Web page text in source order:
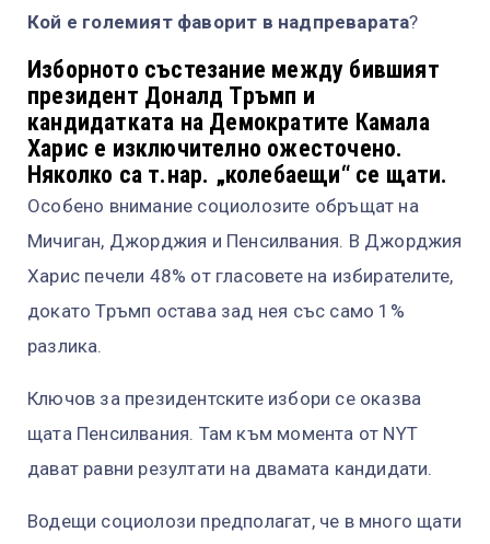
Кой е големият фаворит в надпреварата?
Изборното състезание между бившият
президент Доналд Тръмп и
кандидатката на Демократите Камала
Харис е изключително ожесточено.
Няколко са т.нар. „колебаещи“ се щати.
Особено внимание социолозите обръщат на
Мичиган, Джорджия и Пенсилвания. В Джорджия
Харис печели 48% от гласовете на избирателите,
докато Тръмп остава зад нея със само 1%
разлика.
Ключов за президентските избори се оказва
щата Пенсилвания. Там към момента от NYT
дават равни резултати на двамата кандидати.
Водещи социолози предполагат, че в много щати